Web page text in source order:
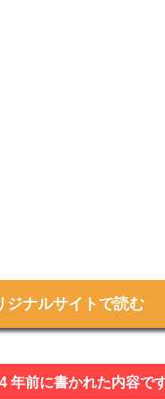
ジナルサイトで読む
年前に書かれた内容で